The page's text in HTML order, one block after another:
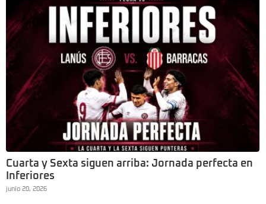
Cuarta y Sexta siguen arriba: Jornada perfecta en
Inferiores
junio 20, 2026